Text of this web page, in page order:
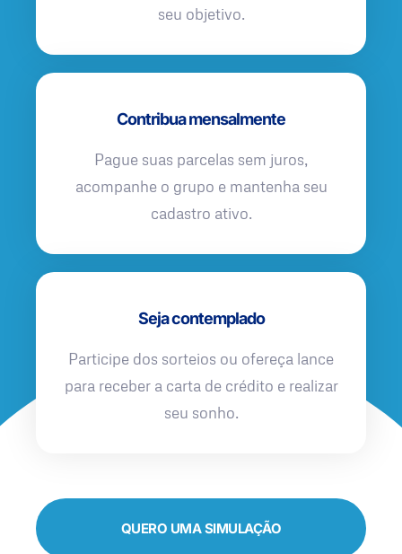
seu objetivo.
Contribua mensalmente
Pague suas parcelas sem juros,
acompanhe o grupo e mantenha seu
cadastro ativo.
Seja contemplado
Participe dos sorteios ou ofereça lance
para receber a carta de crédito e realizar
seu sonho.
QUERO UMA SIMULAÇÃO